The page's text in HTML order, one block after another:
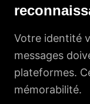
Votre identité
messages
plateformes.
mémorabilité.